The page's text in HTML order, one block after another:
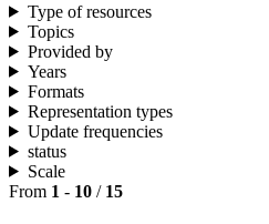
Type of resources
Topics
Provided by
Years
Formats
Representation types
Update frequencies
status
Scale
From 1 - 10 / 15